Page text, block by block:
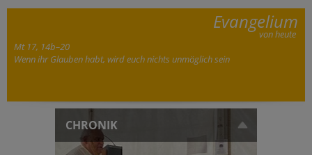
Evangelium
von heute
Mt 17, 14b–20
Wenn ihr Glauben habt, wird euch nichts unmöglich sein
CHRONIK